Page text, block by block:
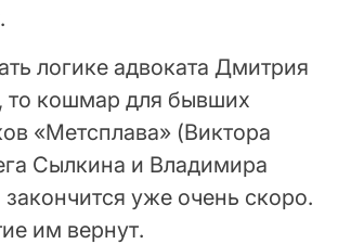
логике адвоката Дмитрия
то кошмар для бывших
«Метсплава» (Виктора
Сылкина и Владимира
уже очень скоро.
им вернут.